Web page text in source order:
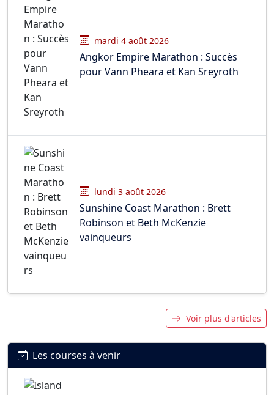
mardi 4 août 2026
Angkor Empire Marathon : Succès
pour Vann Pheara et Kan Sreyroth
lundi 3 août 2026
Sunshine Coast Marathon : Brett
Robinson et Beth McKenzie
vainqueurs
Voir plus d'articles
Les courses à venir